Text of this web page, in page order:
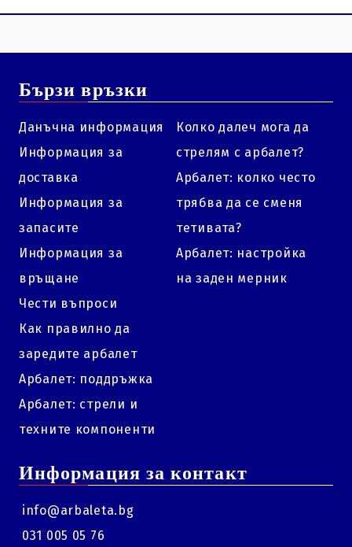
Бързи връзки
Данъчна информация
Информация за
доставка
Информация за
запасите
Информация за
връщане
Чести въпроси
Как правилно да
заредите арбалет
Арбалет: поддръжка
Арбалет: стрели и
техните компоненти
Колко далеч мога да
стрелям с арбалет?
Арбалет: колко често
трябва да се сменя
тетивата?
Арбалет: настройка
на заден мерник
Информация за контакт
info@arbaleta.bg
031 005 05 76